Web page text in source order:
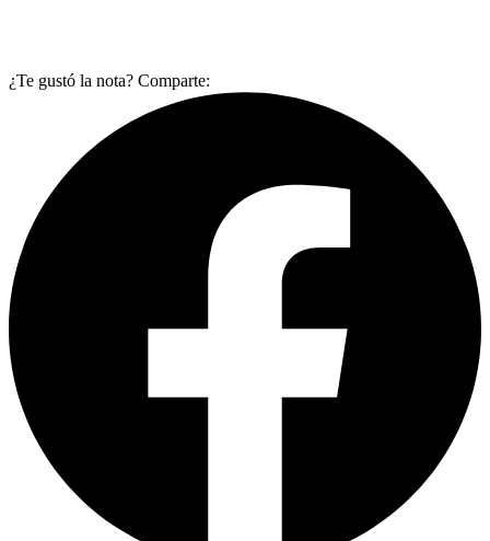
¿Te gustó la nota? Comparte: